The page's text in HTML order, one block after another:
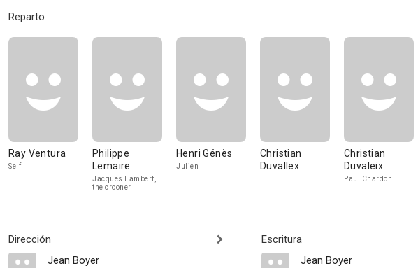
Reparto
Ray Ventura
Self
Philippe
Lemaire
Jacques Lambert,
the crooner
Henri Génès
Julien
Christian
Duvallex
Christian
Duvaleix
Paul Chardon
Dirección
Jean Boyer
Escritura
Jean Boyer